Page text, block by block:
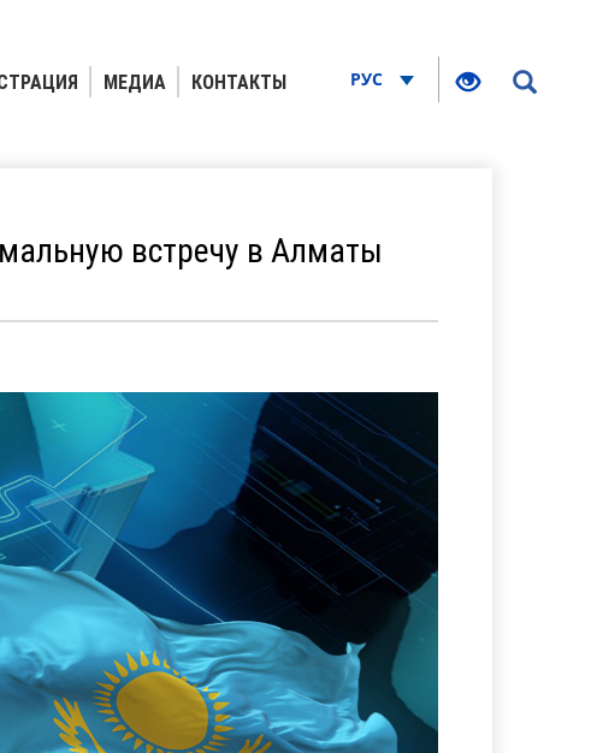
МЕДИА КОНТАКТЫ РУС
встречу в Алматы